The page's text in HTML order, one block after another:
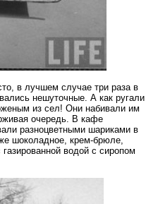
в лучшем случае три раза в
нешуточные. А как ругали
из сел! Они набивали им
очередь. В кафе
разноцветными шариками в
шоколадное, крем-брюле,
водой с сиропом